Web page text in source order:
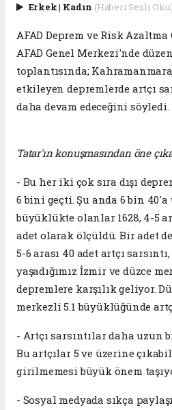
Erkek| Kadın (Haberi Sesli
AFAD Deprem ve Risk
AFAD Genel Merkezi'nde
toplantısında;
etkileyen depremlerde artçı
daha devam edeceğini söyledi.
Tatar'ın konuşmasından öne
- Bu her iki çok sıra dışı
6 bini geçti. Şu anda 6 bin 40'a
büyüklükte olanlar 1628, 4-5
adet olarak ölçüldü. Bir adet
5-6 arası 40 adet artçı
yaşadığımız İzmir ve düzce
depremlere karşılık geliyor.
merkezli 5.1 büyüklüğünde
- Artçı sarsıntılar daha uzun
Bu artçılar 5 ve üzerine
girilmemesi büyük önem
- Sosyal medyada sıkça